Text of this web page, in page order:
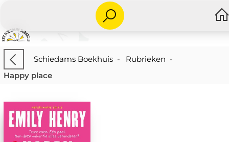
Schiedams Boekhuis- Rubrieken -
Happy place